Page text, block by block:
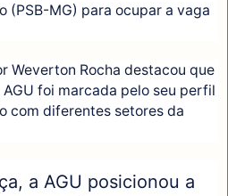
(PSB-MG) para ocupar a vaga
Weverton Rocha destacou que
foi marcada pelo seu perfil
com diferentes setores da
a AGU posicionou a